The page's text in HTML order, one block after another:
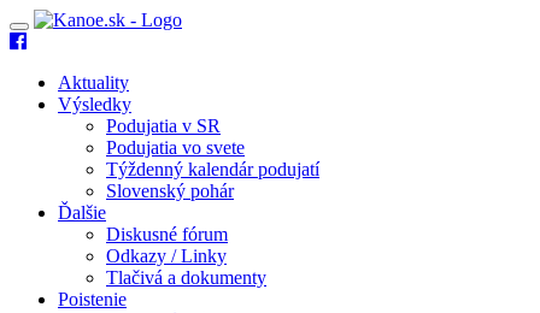
Toggle
navigation
Aktuality
Výsledky
Podujatia v SR
Podujatia vo svete
Týždenný kalendár podujatí
Slovenský pohár
Ďalšie
Diskusné fórum
Odkazy / Linky
Tlačivá a dokumenty
Poistenie